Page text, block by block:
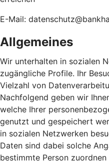
E-Mail:
Allgemeines
Wir unterhalten in sozialen
zugängliche Profile. Ihr
Vielzahl von
Nachfolgend geben wir
welche Ihrer
genutzt und gespeichert
in sozialen Netzwerken
Daten sind dabei solche
bestimmte Person zuordnen